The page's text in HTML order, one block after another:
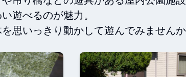
遊べるのが魅力。
思いっきり動かして遊んでみません